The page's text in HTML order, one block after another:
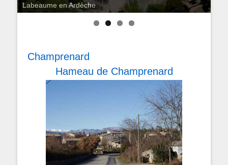
Labeaume en Ardèche
Champrenard
Hameau de Champrenard